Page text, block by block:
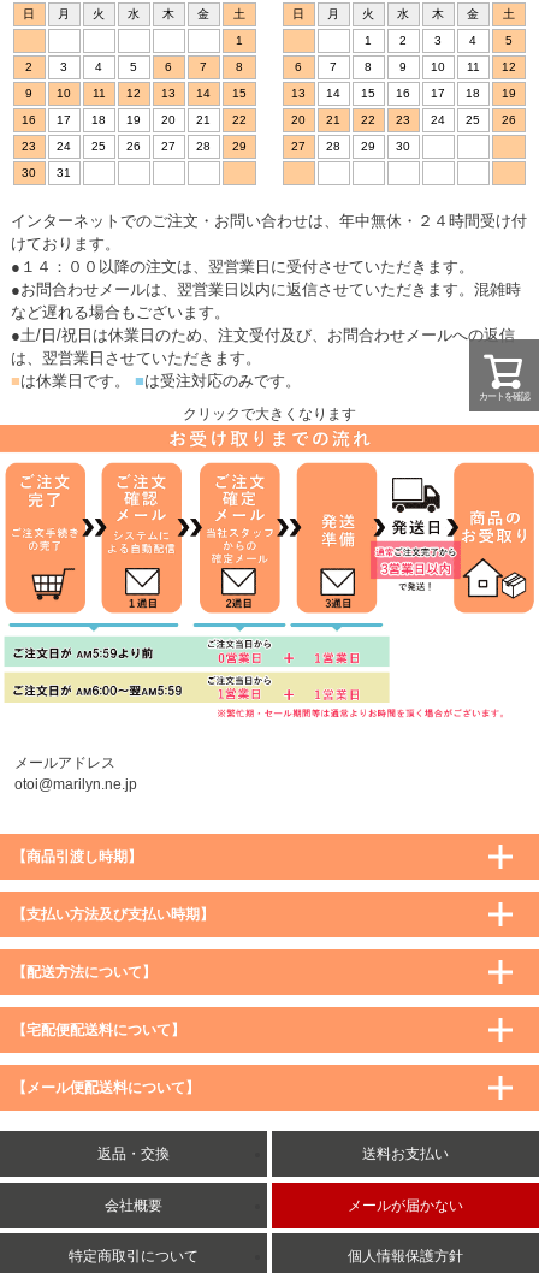
カートを確認
日
月 火 水 木 金
土
1
2
3 4 5 6 7
8
9
10 11 12 13 14
15
16
17 18 19 20 21
22
23
24 25 26 27 28
29
30
31
日
月 火 水 木 金
土
1
2 3 4
5
6
7 8 9 10 11
12
13
14 15 16 17 18
19
20
21 22 23 24 25
26
27
28 29 30
インターネットでのご注文・お問い合わせは、年中無休・２４時間受け付
けております。
●１４：００以降の注文は、翌営業日に受付させていただきます。
●お問合わせメールは、翌営業日以内に返信させていただきます。混雑時
など遅れる場合もございます。
●土/日/祝日は休業日のため、注文受付及び、お問合わせメールへの返信
は、翌営業日させていただきます。
■は休業日です。 ■は受注対応のみです。
クリックで大きくなります
メールアドレス
otoi@marilyn.ne.jp
【商品引渡し時期】
【支払い方法及び支払い時期】
【配送方法について】
【宅配便配送料について】
購入価格 ／ 地域 通常 沖縄・離島など一部地域
5,900円（税込）未満
590円（税込）
【メール便配送料について】
5,900円（税込）以上 送料無料
返品・交換 送料お支払い
会社概要 メールが届かない
特定商取引について 個人情報保護方針